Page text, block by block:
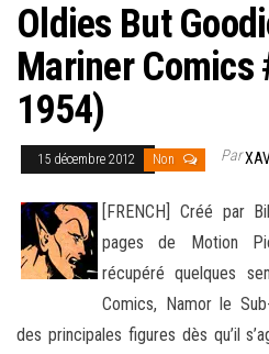
Oldies But
Mariner Comics
1954)
15 décembre 2012 Non Par
[FRENCH] Créé par
pages de Motion
récupéré quelques
Comics, Namor le
des principales figures dès qu’il